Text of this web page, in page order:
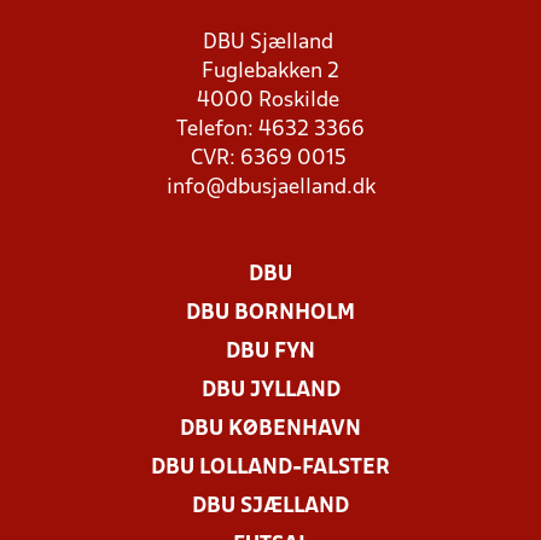
DBU Sjælland
Fuglebakken 2
4000 Roskilde
Telefon: 4632 3366
CVR: 6369 0015
info@dbusjaelland.dk
DBU
DBU BORNHOLM
DBU FYN
DBU JYLLAND
DBU KØBENHAVN
DBU LOLLAND-FALSTER
DBU SJÆLLAND